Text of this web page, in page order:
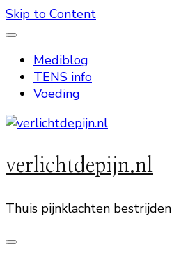
Skip to Content
Mediblog
TENS info
Voeding
verlichtdepijn.nl
Thuis pijnklachten bestrijden